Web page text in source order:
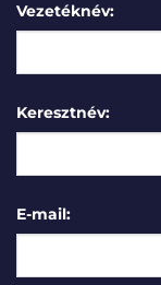
Vezetéknév:
Keresztnév:
E-mail: